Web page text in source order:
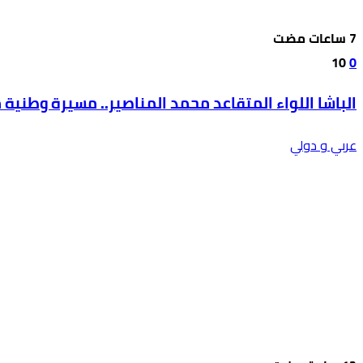
0
10
الباشا اللواء المتقاعد محمد المناصير.. مسيرة
عربي و دولي